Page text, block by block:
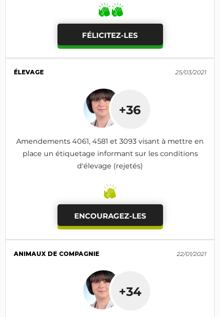
FÉLICITEZ-LES
ÉLEVAGE 25/03/2021
+36
Amendements 4061, 4581 et 3093 visant à mettre en
place un étiquetage informant sur les conditions
d'élevage (rejetés)
ENCOURAGEZ-LES
ANIMAUX DE COMPAGNIE 22/01/2021
+34